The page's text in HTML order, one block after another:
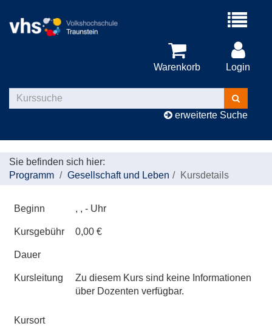
Menü
Warenkorb Login
Kurse
suchen
erweiterte Suche
Sie befinden sich hier:
Programm
Gesellschaft und Leben Kursdetails
Beginn , , - Uhr
Kursgebühr 0,00 €
Dauer
Kursleitung
Zu diesem Kurs sind keine Informationen
über Dozenten verfügbar.
Kursort